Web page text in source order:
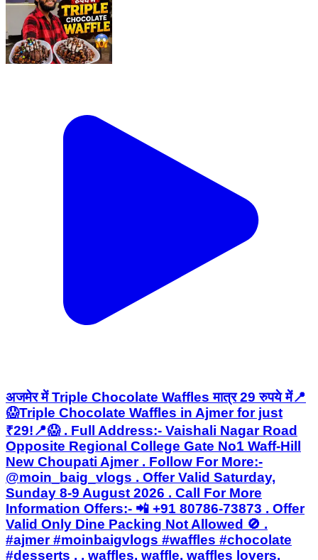
अजमेर में Triple Chocolate Waffles मात्र 29 रुपये में📍
😱Triple Chocolate Waffles in Ajmer for just
₹29!📍😱 . Full Address:- Vaishali Nagar Road
Opposite Regional College Gate No1 Waff-Hill
New Choupati Ajmer . Follow For More:-
@moin_baig_vlogs . Offer Valid Saturday,
Sunday 8-9 August 2026 . Call For More
Information Offers:- 📲 +91 80786-73873 . Offer
Valid Only Dine Packing Not Allowed 🚫 .
#ajmer #moinbaigvlogs #waffles #chocolate
#desserts . . waffles, waffle, waffles lovers,